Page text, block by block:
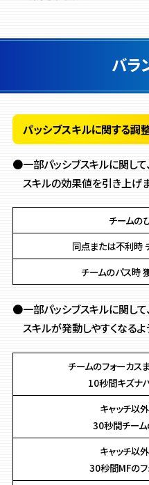
バラ
パッシブスキルに関する調
●一部パッシブスキルに関して、
スキルの効果値を引き上げ
チームの
同点または不利時
チームのパス時
●一部パッシブスキルに関して
スキルが発動しやすくなる
チームのフォーカス
10秒間キズナ
キャッチ以
30秒間チー
キャッチ以
30秒間MFの